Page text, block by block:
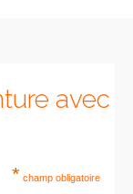
avec
* champ obligatoire